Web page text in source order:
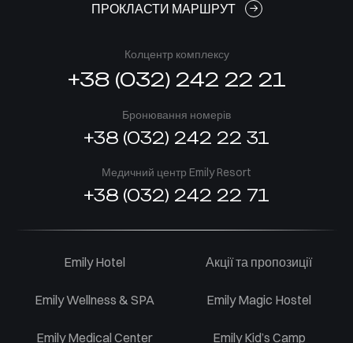
ПРОКЛАСТИ МАРШРУТ
Колцентр комплексу
+38 (032) 242 22 21
Бронювання номерів
+38 (032) 242 22 31
Медичний центр Emily Resort
+38 (032) 242 22 71
Emily Hotel
Emily Wellness & SPA
Emily Medical Center
Акції та пропозиції
Emily Magic Hostel
Emily Kid’s Camp